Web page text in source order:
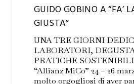
GUIDO GOBINO A “FA’
GIUSTA”
UNA TRE GIORNI
LABORATORI,
PRATICHE
“Allianz MiCo” 24 – 26
molto orgogliosi di aver